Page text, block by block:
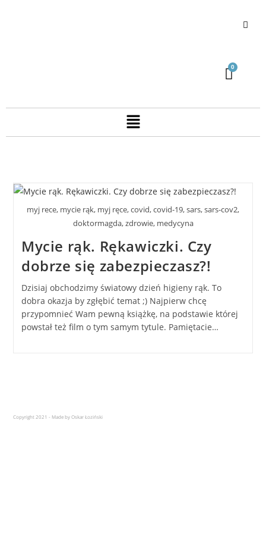
myj rece, mycie rąk, myj ręce, covid, covid-19, sars, sars-cov2,
doktormagda, zdrowie, medycyna
Mycie rąk. Rękawiczki. Czy
dobrze się zabezpieczasz?!
Dzisiaj obchodzimy światowy dzień higieny rąk. To
dobra okazja by zgłębić temat ;) Najpierw chcę
przypomnieć Wam pewną książkę, na podstawie której
powstał też film o tym samym tytule. Pamiętacie…
Copyright 2021 - Made by Oskar Łoziński